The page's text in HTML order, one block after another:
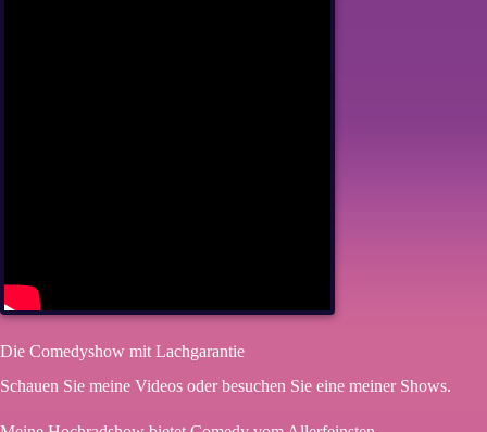
Die Comedyshow mit Lachgarantie
Schauen Sie meine Videos oder besuchen Sie eine meiner Shows.